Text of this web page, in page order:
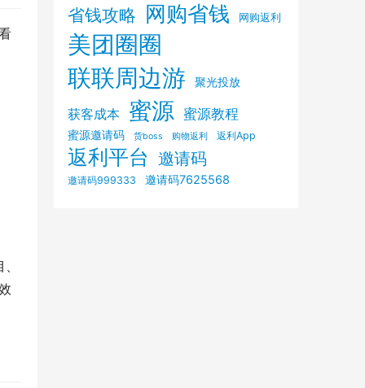
省钱攻略 网购省钱 网购返利
美团圈圈
联联周边游
聚光投放
获客成本 蜜源 蜜源教程
蜜源邀请码 货boss 购物返利 返利App
返利平台 邀请码
邀请码999333 邀请码7625568